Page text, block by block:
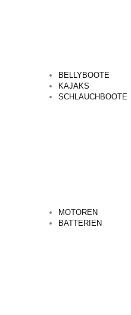
BELLYBOOTE
KAJAKS
SCHLAUCHBOOTE
MOTOREN
BATTERIEN